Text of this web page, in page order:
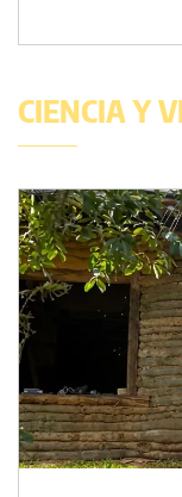
CIENCIA Y